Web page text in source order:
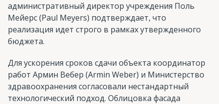
административный директор учреждения Поль
Мейерс (Paul Meyers) подтверждает, что
реализация идет строго в рамках утвержденного
бюджета.
Для ускорения сроков сдачи объекта координатор
работ Армин Вебер (Armin Weber) и Министерство
здравоохранения согласовали нестандартный
технологический подход. Облицовка фасада